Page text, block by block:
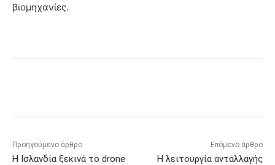
βιομηχανίες.
Προηγούμενο άρθρο
Η Ισλανδία ξεκινά το drone
Επόμενο άρθρο
Η λειτουργία ανταλλαγής